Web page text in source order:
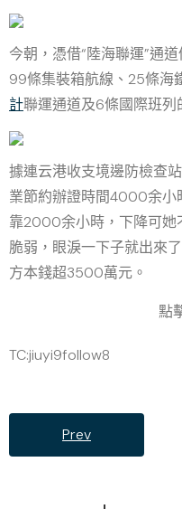
今朝，憑借“陸海聯運”通
99條集裝箱航線、25條海
計聯運通道及6條國際班列
據連云港收支境邊防檢查
業節約辦證時間4000余小
靠2000余小時，下降可她
脆弱，眼淚一下子就出來
方本錢超3500萬元。
點
TC:jiuyi9follow8
Prev